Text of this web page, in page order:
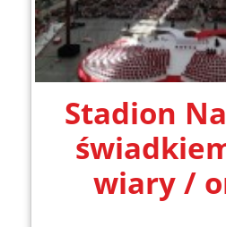
Stadion
wiary /